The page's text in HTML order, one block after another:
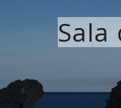
Sala